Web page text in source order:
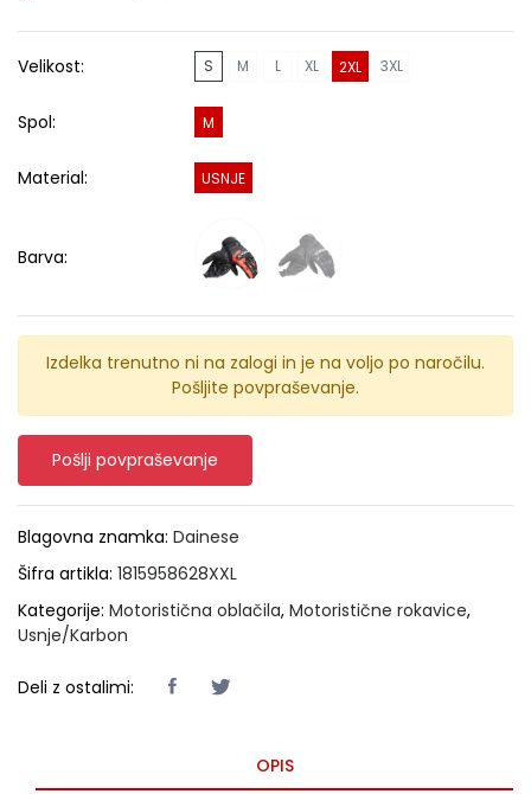
Velikost: S M L XL 2XL 3XL
Spol: M
Material: USNJE
Barva:
Izdelka trenutno ni na zalogi in je na voljo po naročilu.
Pošljite povpraševanje.
Pošlji povpraševanje
Blagovna znamka: Dainese
Šifra artikla: 1815958628XXL
Kategorije: Motoristična oblačila, Motoristične rokavice,
Usnje/Karbon
Deli z ostalimi:
OPIS